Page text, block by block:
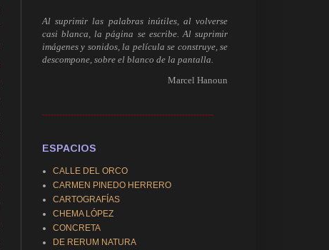
Al suprimir las palabras inútiles, al volverse
casi blanca, la página se escribe. Al suprimir
imágenes y sonidos, la película se construye, se
descompone, sobre el blanco de la pantalla.
Marcel Hanoun
------------------------------------------------------------
ESPACIOS
CALLE DEL ORCO
CARMEN PINEDO HERRERO
CARTOGRAFÍAS
CHEMA LÓPEZ
CONCRETA
DE RERUM NATURA